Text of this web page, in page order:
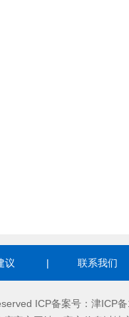
议 | 联系我们
ICP备案号： 津ICP